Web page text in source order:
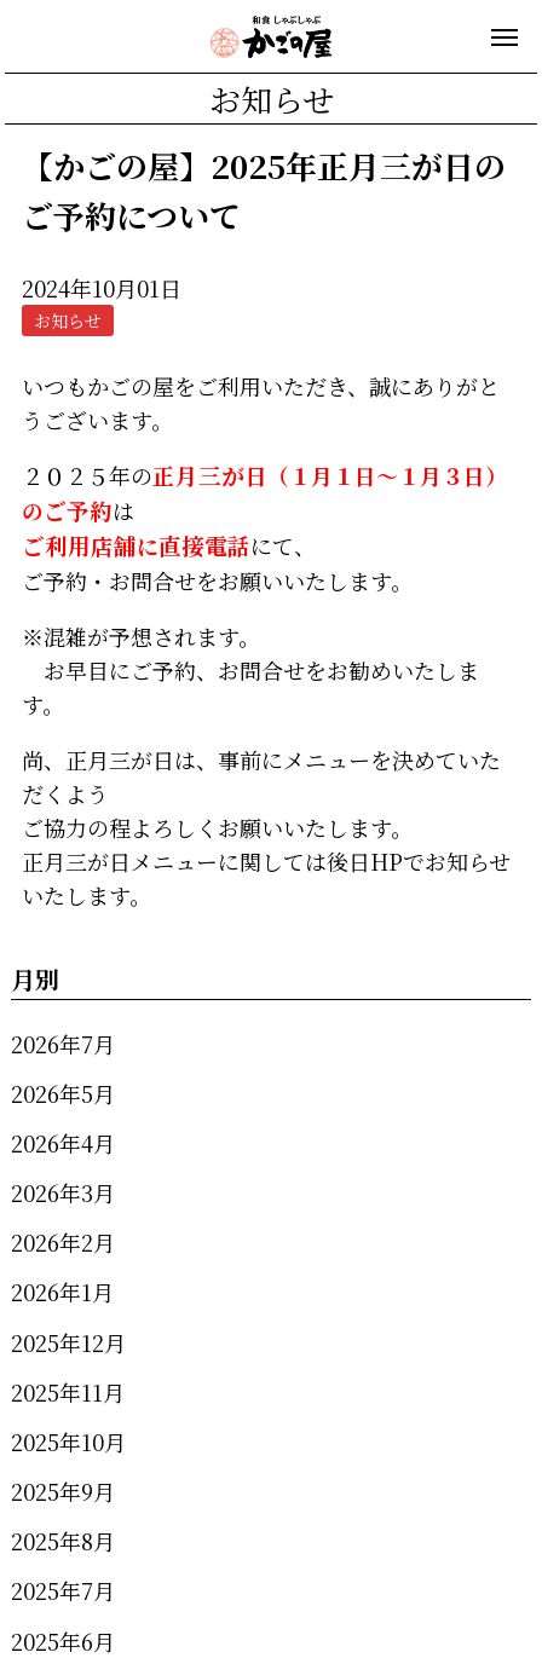
お知らせ
【かごの屋】2025年正月三が日の
ご予約について
2024年10月01日
お知らせ
いつもかごの屋をご利用いただき、誠にありがと
うございます。
２０２５年の正月三が日 （１月１日～１月３日）
のご予約は
ご利用店舗に直接電話にて、
ご予約・お問合せをお願いいたします。
※混雑が予想されます。
お早目にご予約、お問合せをお勧めいたしま
す。
尚、正月三が日は、事前にメニューを決めていた
だくよう
ご協力の程よろしくお願いいたします。
正月三が日メニューに関しては後日HPでお知らせ
いたします。
月別
2026年7月
2026年5月
2026年4月
2026年3月
2026年2月
2026年1月
2025年12月
2025年11月
2025年10月
2025年9月
2025年8月
2025年7月
2025年6月